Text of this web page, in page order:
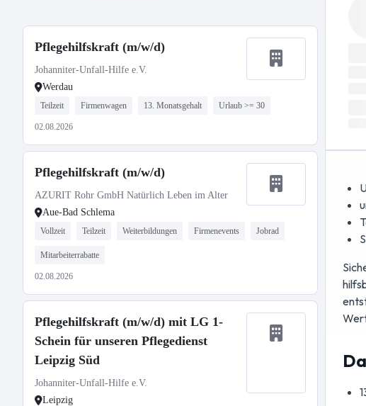
Pflegehilfskraft (m/w/d)
Johanniter-Unfall-Hilfe e.V.
Werdau
Teilzeit Firmenwagen 13. Monatsgehalt Urlaub >= 30
02.08.2026
Pflegehilfskraft (m/w/d)
AZURIT Rohr GmbH Natürlich Leben im Alter
Aue-Bad Schlema
Vollzeit Teilzeit Weiterbildungen Firmenevents Jobrad
Mitarbeiterrabatte
02.08.2026
Pflegehilfskraft (m/w/d) mit LG 1-
Schein für unseren Pflegedienst
Leipzig Süd
Johanniter-Unfall-Hilfe e.V.
Leipzig